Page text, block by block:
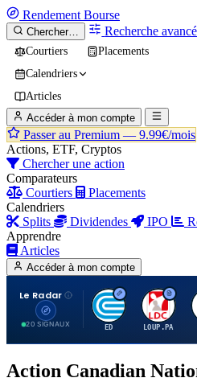
Rendement Bourse
Chercher… Recherche
Courtiers
Placements
Calendriers
Articles
Accéder à mon compte
Passer au Premium — 9.99€/mois
Actions, ETF, Cryptos
Chercher une action
Comparateurs
Courtiers
Placements
Calendriers
Splits
Dividendes IPO
Apprendre
Articles
Accéder à mon compte
Le Radar
20 SIGNAUX
C
ED
L
LOUP.PA
Action Canadian